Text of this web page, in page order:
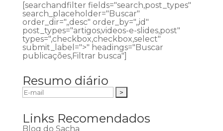
[searchandfilter fields="search,post_types"
search_placeholder="Buscar"
order_dir=",,desc" order_by=",,id"
post_types="artigos,videos-e-slides,post"
types=",checkbox,checkbox,select"
submit_label=">" headings="Buscar
publicações,Filtrar busca"]
Resumo diário
Links Recomendados
Blog do Sacha